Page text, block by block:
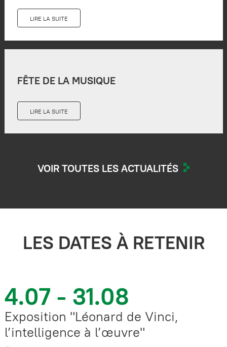
LIRE LA SUITE
FÊTE DE LA MUSIQUE
LIRE LA SUITE
VOIR TOUTES LES ACTUALITÉS
LES DATES À RETENIR
4.07 - 31.08
Exposition "Léonard de Vinci,
l’intelligence à l’œuvre"